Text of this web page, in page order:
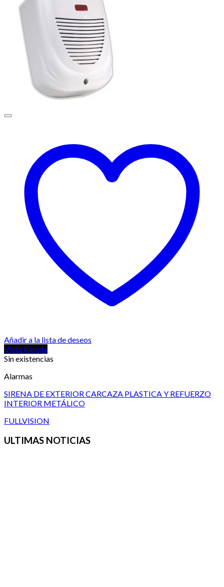
Añadir a la lista de deseos
Vista Rápida
Sin existencias
Alarmas
SIRENA DE EXTERIOR CARCAZA PLASTICA Y REFUERZO
INTERIOR METÁLICO
FULLVISION
ULTIMAS NOTICIAS